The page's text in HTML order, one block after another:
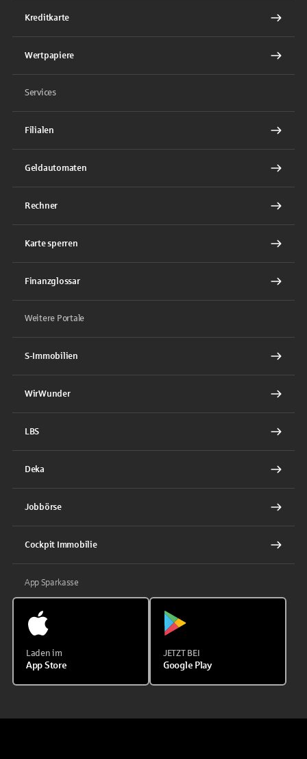
Kreditkarte
Wertpapiere
Services
Filialen
Geldautomaten
Rechner
Karte sperren
Finanzglossar
Weitere Portale
S-Immobilien
WirWunder
LBS
Deka
Jobbörse
Cockpit Immobilie
App Sparkasse
Laden im
App Store
JETZT BEI
Google Play